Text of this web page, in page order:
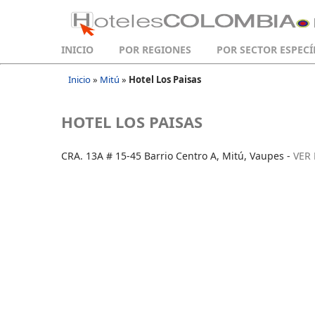
INICIO POR REGIONES POR SECTOR
Inicio» Mitú » Hotel Los Paisas
HOTEL LOS PAISAS
CRA. 13A # 15-45 Barrio Centro A, Mitú, Vaupes - VER